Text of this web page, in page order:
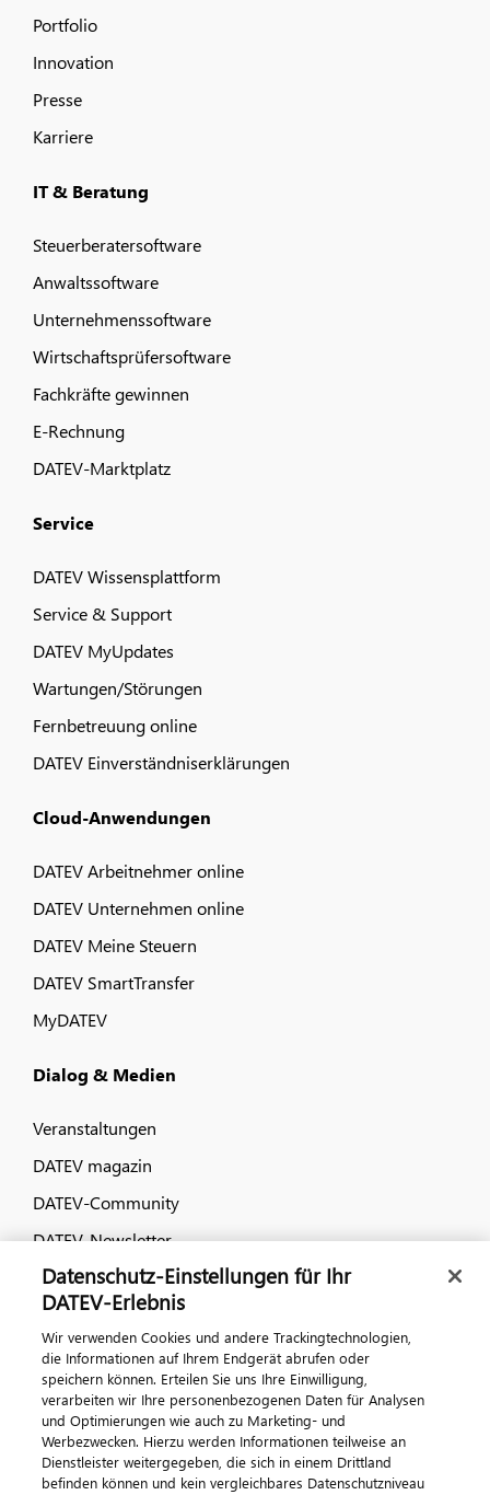
Portfolio
Innovation
Presse
Karriere
IT & Beratung
Steuerberatersoftware
Anwaltssoftware
Unternehmenssoftware
Wirtschaftsprüfersoftware
Fachkräfte gewinnen
E-Rechnung
DATEV-Marktplatz
Service
DATEV Wissensplattform
Service & Support
DATEV MyUpdates
Wartungen/Störungen
Fernbetreuung online
DATEV Einverständniserklärungen
Cloud-Anwendungen
DATEV Arbeitnehmer online
DATEV Unternehmen online
DATEV Meine Steuern
DATEV SmartTransfer
MyDATEV
Dialog & Medien
Veranstaltungen
DATEV magazin
DATEV-Community
DATEV-Newsletter
Kontaktieren Sie uns
Datenschutz-Einstellungen für Ihr
DATEV-Erlebnis
Wir verwenden Cookies und andere Trackingtechnologien,
die Informationen auf Ihrem Endgerät abrufen oder
speichern können. Erteilen Sie uns Ihre Einwilligung,
verarbeiten wir Ihre personenbezogenen Daten für Analysen
und Optimierungen wie auch zu Marketing- und
Werbezwecken. Hierzu werden Informationen teilweise an
Dienstleister weitergegeben, die sich in einem Drittland
befinden können und kein vergleichbares Datenschutzniveau